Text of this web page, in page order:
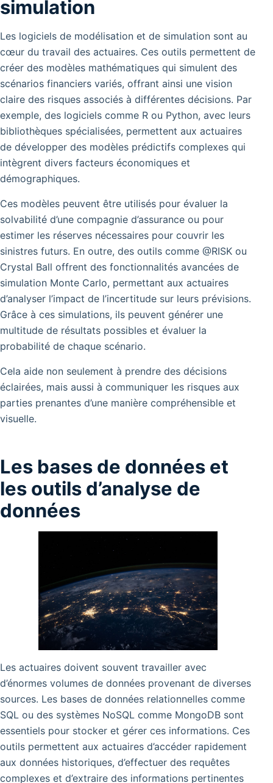
simulation
Les logiciels de modélisation et de simulation sont au
cœur du travail des actuaires. Ces outils permettent de
créer des modèles mathématiques qui simulent des
scénarios financiers variés, offrant ainsi une vision
claire des risques associés à différentes décisions. Par
exemple, des logiciels comme R ou Python, avec leurs
bibliothèques spécialisées, permettent aux actuaires
de développer des modèles prédictifs complexes qui
intègrent divers facteurs économiques et
démographiques.
Ces modèles peuvent être utilisés pour évaluer la
solvabilité d’une compagnie d’assurance ou pour
estimer les réserves nécessaires pour couvrir les
sinistres futurs. En outre, des outils comme @RISK ou
Crystal Ball offrent des fonctionnalités avancées de
simulation Monte Carlo, permettant aux actuaires
d’analyser l’impact de l’incertitude sur leurs prévisions.
Grâce à ces simulations, ils peuvent générer une
multitude de résultats possibles et évaluer la
probabilité de chaque scénario.
Cela aide non seulement à prendre des décisions
éclairées, mais aussi à communiquer les risques aux
parties prenantes d’une manière compréhensible et
visuelle.
Les bases de données et
les outils d’analyse de
données
Les actuaires doivent souvent travailler avec
d’énormes volumes de données provenant de diverses
sources. Les bases de données relationnelles comme
SQL ou des systèmes NoSQL comme MongoDB sont
essentiels pour stocker et gérer ces informations. Ces
outils permettent aux actuaires d’accéder rapidement
aux données historiques, d’effectuer des requêtes
complexes et d’extraire des informations pertinentes